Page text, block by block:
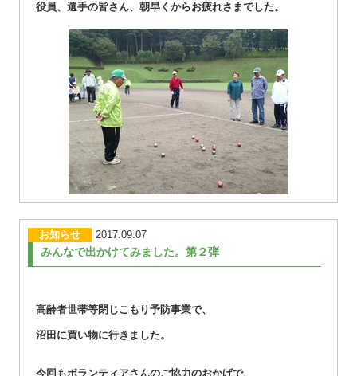
役員、選手の皆さん、朝早くからお疲れさまでした。
お知らせ 2017.09.07
みんなで出かけてみました。第２弾
高齢者世帯等閉じこもり予防事業で、
沼田に買い物に行きました。
今回もボランティアさんのご協力のおかげで、